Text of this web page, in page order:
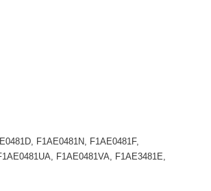
F1AE0481N, F1AE0481F,
F1AE0481VA, F1AE3481E,